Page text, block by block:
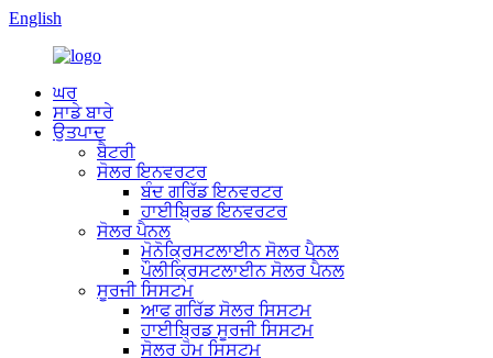
English
ਘਰ
ਸਾਡੇ ਬਾਰੇ
ਉਤਪਾਦ
ਬੈਟਰੀ
ਸੋਲਰ ਇਨਵਰਟਰ
ਬੰਦ ਗਰਿੱਡ ਇਨਵਰਟਰ
ਹਾਈਬ੍ਰਿਡ ਇਨਵਰਟਰ
ਸੋਲਰ ਪੈਨਲ
ਮੋਨੋਕ੍ਰਿਸਟਲਾਈਨ ਸੋਲਰ ਪੈਨਲ
ਪੌਲੀਕ੍ਰਿਸਟਲਾਈਨ ਸੋਲਰ ਪੈਨਲ
ਸੂਰਜੀ ਸਿਸਟਮ
ਆਫ ਗਰਿੱਡ ਸੋਲਰ ਸਿਸਟਮ
ਹਾਈਬ੍ਰਿਡ ਸੂਰਜੀ ਸਿਸਟਮ
ਸੋਲਰ ਹੋਮ ਸਿਸਟਮ